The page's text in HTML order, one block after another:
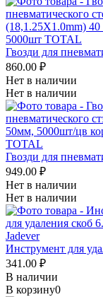
Гвозди для
860.00 ₽
Нет в наличии
Нет в наличии
Гвозди для
949.00 ₽
Нет в наличии
Нет в наличии
Инструмент для
341.00 ₽
В наличии
В корзину0